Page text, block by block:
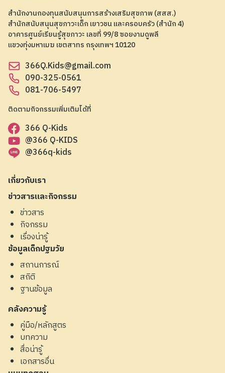
สำนักงานกองทุนสนับสนุนการสร้างเสริมสุขภาพ (สสส.)
สำนักสนับสนุนสุขภาวะเด็ก เยาวชน และครอบครัว (สำนัก 4)
อาคารศูนย์เรียนรู้สุขภาวะ เลขที่ 99/8 ซอยงามดูพลี
แขวงทุ่งมหาเมฆ เขตสาทร กรุงเทพฯ 10120
366Q.Kids@gmail.com
090-325-0561
081-706-5497
เกี่ยวกับเรา
ข่าวสารและกิจกรรม
ข่าวสาร
กิจกรรม
เรื่องน่ารู้
ข้อมูลเด็กปฐมวัย
สถานการณ์
สถิติ
ฐานข้อมูล
คลังความรู้
คู่มือ/หลักสูตร
บทความ
สื่อน่ารู้
เอกสารอื่น
ติดตามกิจกรรมเพิ่มเติมได้ที่
366 Q-Kids
@366 Q-KIDS
@366q-kids